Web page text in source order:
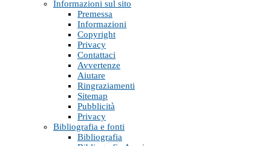
Informazioni sul sito
Premessa
Informazioni
Copyright
Privacy
Contattaci
Avvertenze
Aiutare
Ringraziamenti
Sitemap
Pubblicità
Privacy
Bibliografia e fonti
Bibliografia